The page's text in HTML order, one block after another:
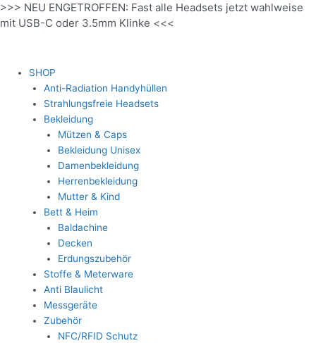
Zum
Inhalt
>>> NEU ENGETROFFEN: Fast alle Headsets jetzt wahlweise
mit USB-C oder 3.5mm Klinke <<<
SHOP
Anti-Radiation Handyhüllen
Strahlungsfreie Headsets
Bekleidung
Mützen & Caps
Bekleidung Unisex
Damenbekleidung
Herrenbekleidung
Mutter & Kind
Bett & Heim
Baldachine
Decken
Erdungszubehör
Stoffe & Meterware
Anti Blaulicht
Messgeräte
Zubehör
NFC/RFID Schutz